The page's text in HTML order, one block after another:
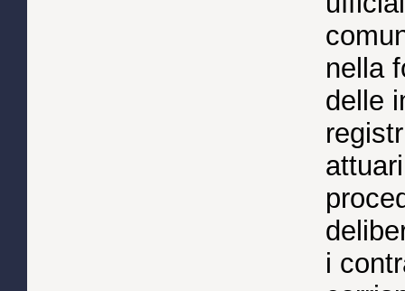
nella
delle
i